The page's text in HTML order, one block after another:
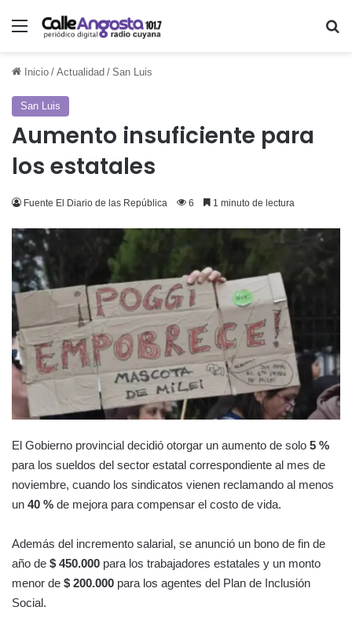
Menú
Inicio / Actualidad / San Luis
San Luis
Aumento insuficiente para
los estatales
Fuente El Diario de las República 6 1 minuto de lectura
El Gobierno provincial decidió otorgar un aumento de solo 5 %
para los sueldos del sector estatal correspondiente al mes de
noviembre, cuando los sindicatos vienen reclamando al menos
un 40 % de mejora para compensar el costo de vida.
Además del incremento salarial, se anunció un bono de fin de
año de $ 450.000 para los trabajadores estatales y un monto
menor de $ 200.000 para los agentes del Plan de Inclusión
Social.